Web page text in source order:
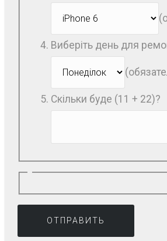
Виберіть день для
Скільки буде (11 + 22)?